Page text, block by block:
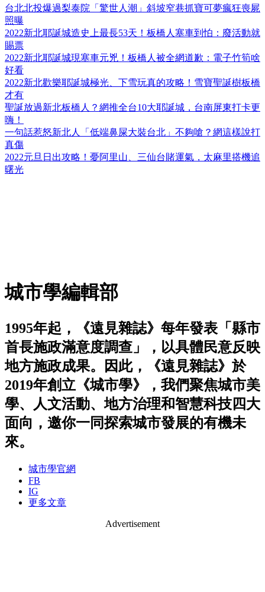
台北北投爆過梨泰院「驚世人潮」斜坡窄巷抓寶可夢瘋狂喪屍
照曝
2022新北耶誕城造史上最長53天！板橋人塞車到怕：廢活動就
賜票
2022新北耶誕城現塞車元兇！板橋人被全網道歉：電子竹筍啥
好看
2022新北歡樂耶誕城極光、下雪玩真的攻略！雪寶聖誕樹板橋
才有
聖誕放過新北板橋人？網推全台10大耶誕城，台南屏東打卡更
嗨！
一句話惹怒新北人「低端鼻屎大裝台北」不夠嗆？網這樣說打
真傷
2022元旦日出攻略！憂阿里山、三仙台賭運氣，太麻里搭機追
曙光
城市學編輯部
1995年起，《遠見雜誌》每年發表「縣市
首長施政滿意度調查」，以具體民意反映
地方施政成果。因此，《遠見雜誌》於
2019年創立《城市學》，我們聚焦城市美
學、人文活動、地方治理和智慧科技四大
面向，邀你一同探索城市發展的有機未
來。
城市學官網
FB
IG
更多文章
Advertisement